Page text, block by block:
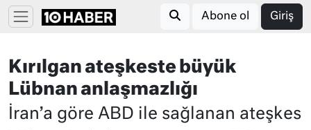
Abone ol Giriş
Kırılgan ateşkeste büyük
Lübnan anlaşmazlığı
İran’a göre ABD ile sağlanan ateşkes